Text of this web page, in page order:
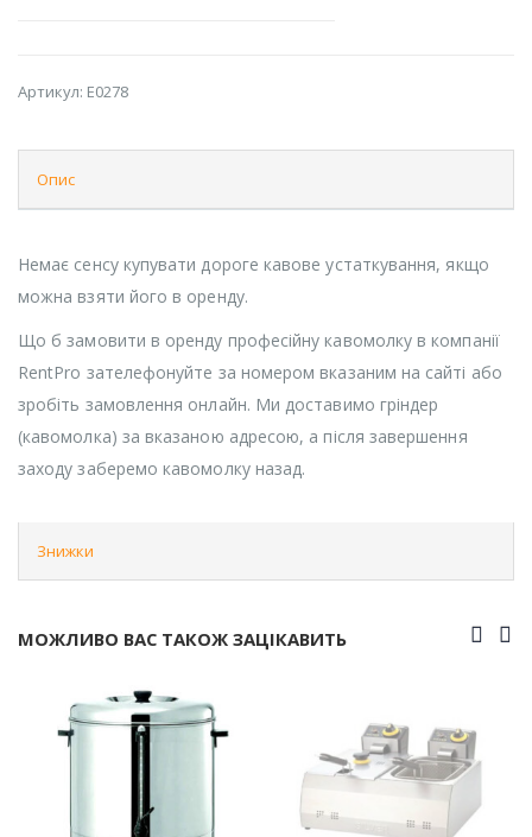
Артикул: E0278
Опис
Немає сенсу купувати дороге кавове устаткування, якщо
можна взяти його в оренду.
Що б замовити в оренду професійну кавомолку в компанії
RentPro зателефонуйте за номером вказаним на сайті або
зробіть замовлення онлайн. Ми доставимо гріндер
(кавомолка) за вказаною адресою, а після завершення
заходу заберемо кавомолку назад.
Знижки
МОЖЛИВО ВАС ТАКОЖ ЗАЦІКАВИТЬ